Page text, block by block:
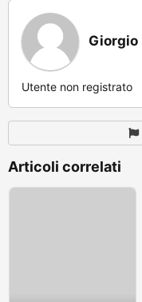
Giorgio
Utente non registrato
Articoli correlati